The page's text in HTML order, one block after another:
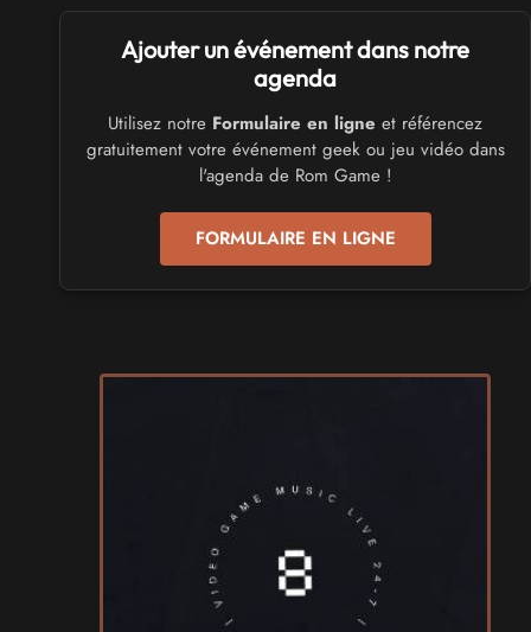
SALONS & CONVENTIONS GEEKS
Trolls et Légendes 2027
du 26 au 28 mars 2027 - à Mons
CULTURE JAPONAISE ET OTAKU
Mang'Azur 2027
les 24 et 25 avril 2027 - à Toulon
SALONS & CONVENTIONS GEEKS
Play Azur Festival 2027
SALONS & CONVENTIONS GEEKS
VIDES GRENIERS, BROCANTES
Broc'Land Geek Reims 2026
le 27 septembre 2026 - à Reims
CULTURE JAPONAISE ET OTAKU
Ajouter un événement dans notre
agenda
Utilisez notre Formulaire en ligne et référencez
gratuitement votre événement geek ou jeu vidéo dans
l'agenda de Rom Game !
FORMULAIRE EN LIGNE